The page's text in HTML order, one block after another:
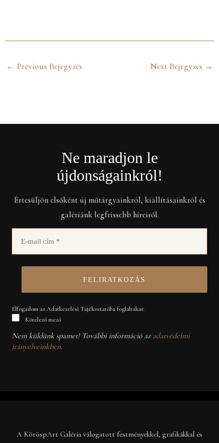
← Previous Bejegyzés Next Bejegyzés →
Ne maradjon le
újdonságainkról!
Értesüljön elsőként új műtárgyainkról, kiállításainkról és
galériánk legfrissebb híreiről.
Elfogadom az Adatkezelési Tájékoztatóba foglaltakat.
Kötelező mező
Nem küldünk spamet! További információ az adatvédelmi
irányelveinkben.
A KöröspArt Galéria válogatott festményekkel, grafikákkal és